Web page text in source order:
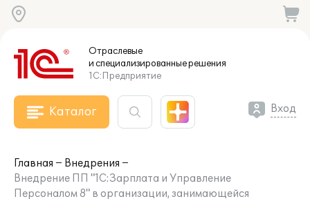
Отраслевые
и специализированныерешения
1С:Предприятие
Каталог Вход
Главная
Внедрения
Внедрение ПП "1С:Зарплата и Управление
Персоналом 8" в организации, занимающейся